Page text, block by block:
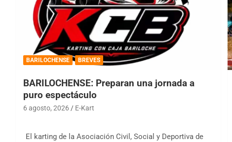
BARILOCHENSE BREVES
BARILOCHENSE: Preparan una jornada a
puro espectáculo
6 agosto, 2026 E-Kart
El karting de la Asociación Civil, Social y Deportiva de